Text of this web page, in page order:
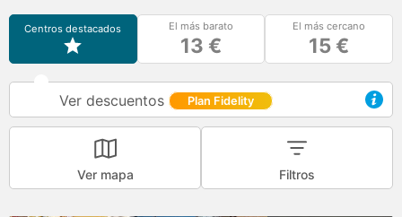
Centros destacados El más barato
13 €
El más cercano
15 €
Ver descuentos Plan Fidelity
Ver mapa Filtros